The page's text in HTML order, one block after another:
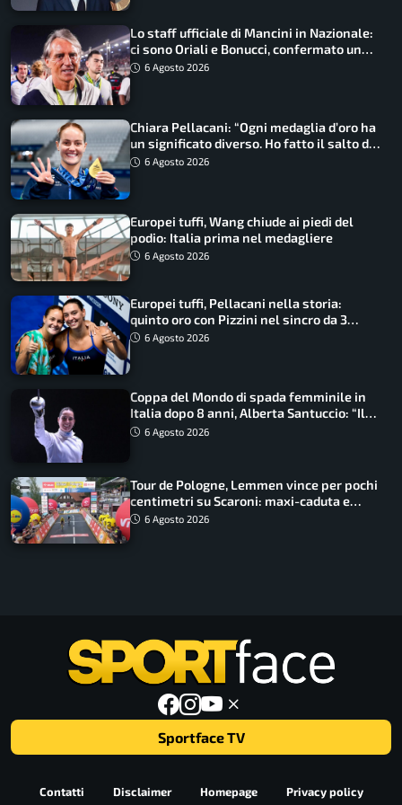
Lo staff ufficiale di Mancini in Nazionale:
ci sono Oriali e Bonucci, confermato un
ritorno
6 Agosto 2026
Chiara Pellacani: “Ogni medaglia d’oro ha
un significato diverso. Ho fatto il salto di
qualità”
6 Agosto 2026
Europei tuffi, Wang chiude ai piedi del
podio: Italia prima nel medagliere
6 Agosto 2026
Europei tuffi, Pellacani nella storia:
quinto oro con Pizzini nel sincro da 3
metri
6 Agosto 2026
Coppa del Mondo di spada femminile in
Italia dopo 8 anni, Alberta Santuccio: “Il
lavoro dà sempre i suoi frutti”
6 Agosto 2026
Tour de Pologne, Lemmen vince per pochi
centimetri su Scaroni: maxi-caduta e
tappa accorciata
6 Agosto 2026
Sportface TV
Contatti Disclaimer Homepage Privacy policy